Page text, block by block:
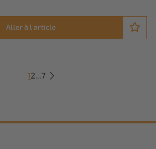
Aller à l'article
12...7